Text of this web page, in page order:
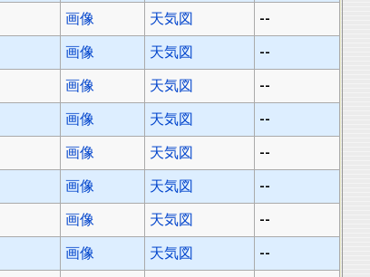
画像 天気図
--
画像 天気図
--
画像 天気図
--
画像 天気図
--
画像 天気図
--
画像 天気図
--
画像 天気図
--
画像 天気図
--